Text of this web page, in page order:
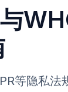
等隐私法